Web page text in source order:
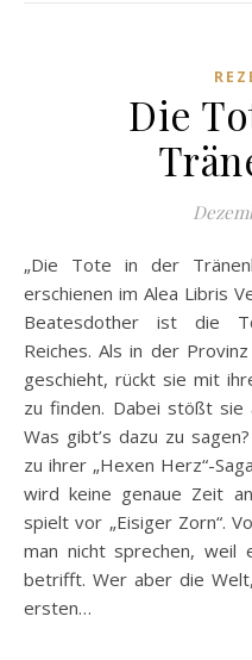
Die
„Die Tote in der Tränenburg“ von Monika Loerchner,
erschienen im Alea Libris
Beatesdother ist die
Reiches. Als in der
geschieht, rückt sie mit
zu finden. Dabei stößt sie
Was gibt’s dazu zu
zu ihrer „Hexen Herz“-
wird keine genaue Zeit
spielt vor „Eisiger Zorn“.
man nicht sprechen, weil
betrifft. Wer aber die
ersten…